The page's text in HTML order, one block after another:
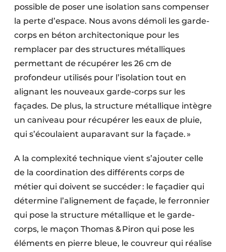
possible de poser une isolation sans compenser
la perte d’espace. Nous avons démoli les garde-
corps en béton architectonique pour les
remplacer par des structures métalliques
permettant de récupérer les 26 cm de
profondeur utilisés pour l’isolation tout en
alignant les nouveaux garde-corps sur les
façades. De plus, la structure métallique intègre
un caniveau pour récupérer les eaux de pluie,
qui s’écoulaient auparavant sur la façade. »
A la complexité technique vient s’ajouter celle
de la coordination des différents corps de
métier qui doivent se succéder : le façadier qui
détermine l’alignement de façade, le ferronnier
qui pose la structure métallique et le garde-
corps, le maçon Thomas & Piron qui pose les
éléments en pierre bleue, le couvreur qui réalise